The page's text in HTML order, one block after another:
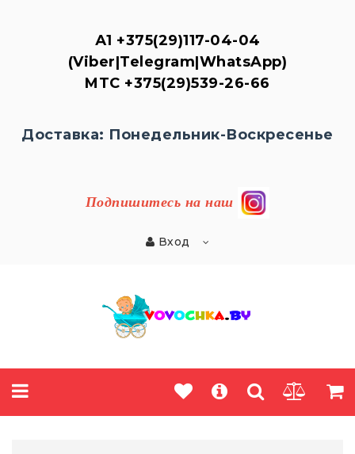
А1 +375(29)117-04-04
(Viber|Telegram|WhatsApp)
MTC +375(29)539-26-66
Доставка: Понедельник-Воскресенье
Подпишитесь на наш
Вход